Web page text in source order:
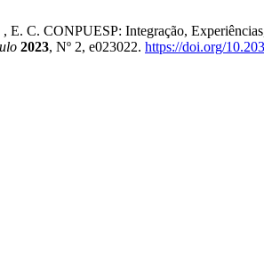
C. CONPUESP: Integração,
2023, Nº 2, e023022. https://doi.org/